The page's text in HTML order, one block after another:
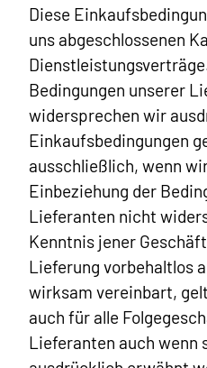
Diese
uns abgeschlossenen
Bedingungen unserer
widersprechen wir
Einkaufsbedingungen
ausschließlich, wenn
Einbeziehung der
Lieferanten nicht
Kenntnis jener
Lieferung vorbehaltlos
wirksam vereinbart,
auch für alle
Lieferanten auch wenn